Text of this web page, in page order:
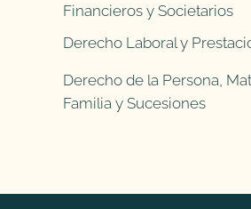
Financieros y Societarios
Derecho Laboral y
Derecho de la Persona,
Familia y Sucesiones